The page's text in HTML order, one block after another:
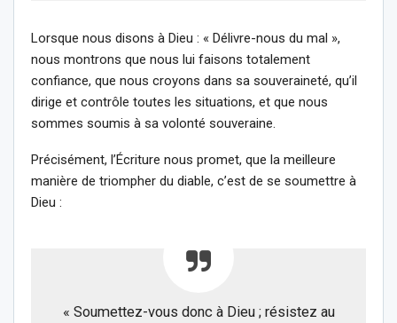
Lorsque nous disons à Dieu : « Délivre-nous du mal »,
nous montrons que nous lui faisons totalement
confiance, que nous croyons dans sa souveraineté, qu’il
dirige et contrôle toutes les situations, et que nous
sommes soumis à sa volonté souveraine.
Précisément, l’Écriture nous promet, que la meilleure
manière de triompher du diable, c’est de se soumettre à
Dieu :
« Soumettez-vous donc à Dieu ; résistez au